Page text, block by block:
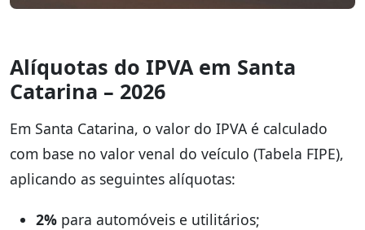
Alíquotas do IPVA em Santa
Catarina – 2026
Em Santa Catarina, o valor do IPVA é calculado
com base no valor venal do veículo (Tabela FIPE),
aplicando as seguintes alíquotas:
2% para automóveis e utilitários;